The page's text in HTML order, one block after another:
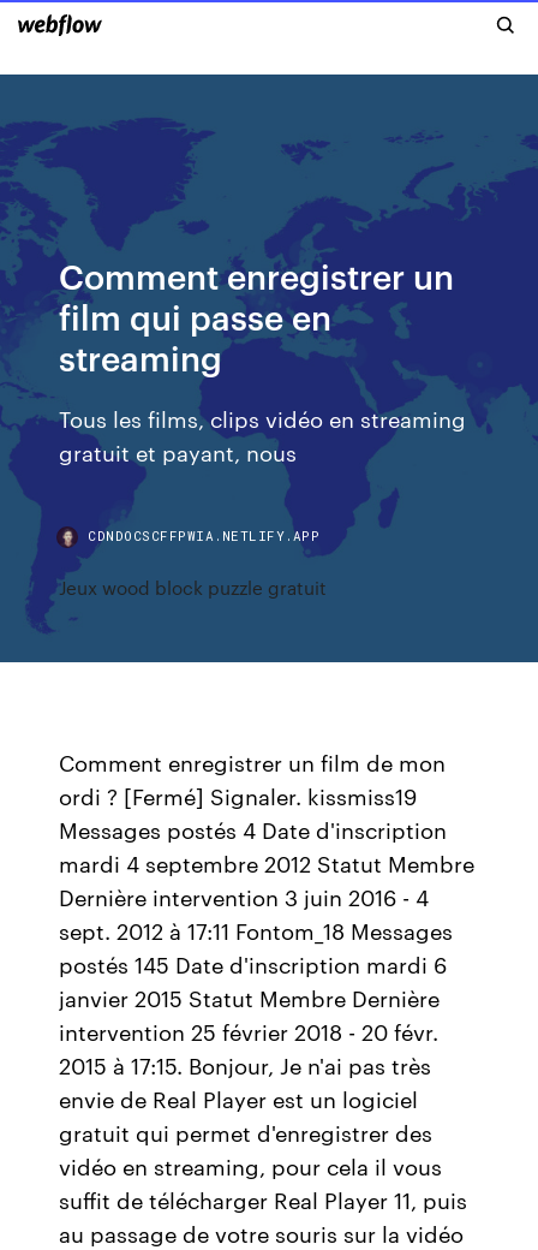
Comment enregistrer un
film qui passe en
streaming
Tous les films, clips vidéo en streaming
gratuit et payant, nous
CDNDOCSCFFPWIA.NETLIFY.APP
Jeux wood block puzzle gratuit
Comment enregistrer un film de mon
ordi ? [Fermé] Signaler. kissmiss19
Messages postés 4 Date d'inscription
mardi 4 septembre 2012 Statut Membre
Dernière intervention 3 juin 2016 - 4
sept. 2012 à 17:11 Fontom_18 Messages
postés 145 Date d'inscription mardi 6
janvier 2015 Statut Membre Dernière
intervention 25 février 2018 - 20 févr.
2015 à 17:15. Bonjour, Je n'ai pas très
envie de Real Player est un logiciel
gratuit qui permet d'enregistrer des
vidéo en streaming, pour cela il vous
suffit de télécharger Real Player 11, puis
au passage de votre souris sur la vidéo